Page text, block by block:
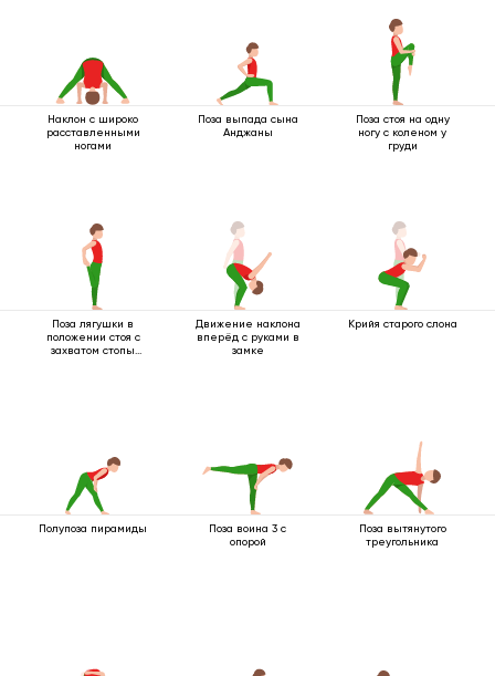
Наклон с широко
расставленными
ногами
Поза выпада сына
Анджаны
Поза стоя на одну
ногу с коленом у
груди
Поза лягушки в
положении стоя с
захватом стопы
Движение наклона
вперёд с руками в
замке
Крийя старого слона
Полупоза пирамиды
Поза воина 3 с
опорой
Поза вытянутого
треугольника